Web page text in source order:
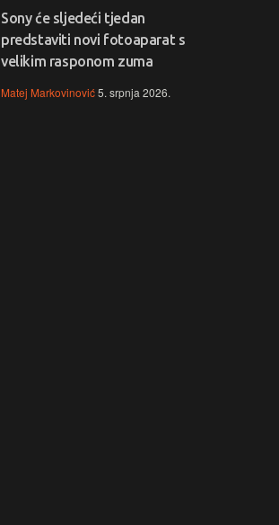
Sony će sljedeći tjedan
predstaviti novi fotoaparat s
velikim rasponom zuma
Matej Markovinović5. srpnja 2026.